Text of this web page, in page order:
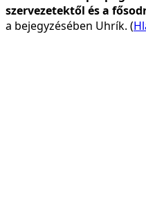
szervezetektől és a
a bejegyzésében Uhrík. (